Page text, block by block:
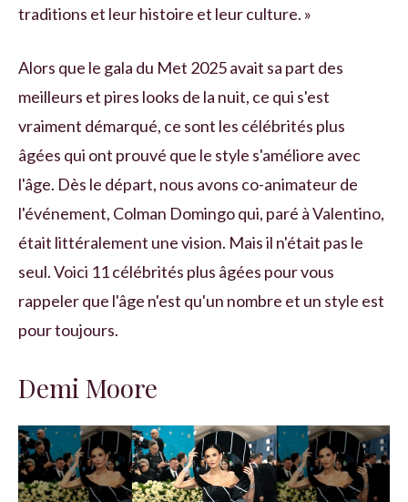
traditions et leur histoire et leur culture. »
Alors que le gala du Met 2025 avait sa part des
meilleurs et pires looks de la nuit, ce qui s'est
vraiment démarqué, ce sont les célébrités plus
âgées qui ont prouvé que le style s'améliore avec
l'âge. Dès le départ, nous avons co-animateur de
l'événement, Colman Domingo qui, paré à Valentino,
était littéralement une vision. Mais il n'était pas le
seul. Voici 11 célébrités plus âgées pour vous
rappeler que l'âge n'est qu'un nombre et un style est
pour toujours.
Demi Moore